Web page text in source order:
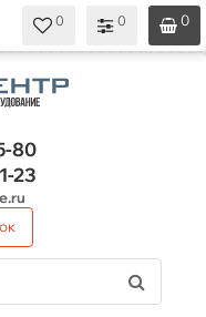
0
0
0
80
23